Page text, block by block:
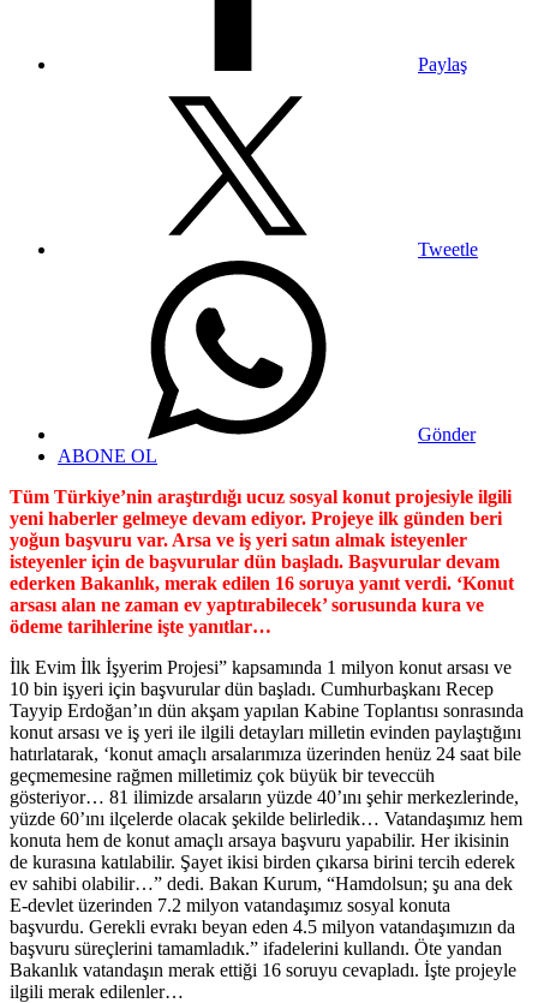
Paylaş
Tweetle
Gönder
ABONE OL
Tüm Türkiye’nin araştırdığı ucuz sosyal konut projesiyle ilgili
yeni haberler gelmeye devam ediyor. Projeye ilk günden beri
yoğun başvuru var. Arsa ve iş yeri satın almak isteyenler
isteyenler için de başvurular dün başladı. Başvurular devam
ederken Bakanlık, merak edilen 16 soruya yanıt verdi. ‘Konut
arsası alan ne zaman ev yaptırabilecek’ sorusunda kura ve
ödeme tarihlerine işte yanıtlar…
İlk Evim İlk İşyerim Projesi” kapsamında 1 milyon konut arsası ve
10 bin işyeri için başvurular dün başladı. Cumhurbaşkanı Recep
Tayyip Erdoğan’ın dün akşam yapılan Kabine Toplantısı sonrasında
konut arsası ve iş yeri ile ilgili detayları milletin evinden paylaştığını
hatırlatarak, ‘konut amaçlı arsalarımıza üzerinden henüz 24 saat bile
geçmemesine rağmen milletimiz çok büyük bir teveccüh
gösteriyor… 81 ilimizde arsaların yüzde 40’ını şehir merkezlerinde,
yüzde 60’ını ilçelerde olacak şekilde belirledik… Vatandaşımız hem
konuta hem de konut amaçlı arsaya başvuru yapabilir. Her ikisinin
de kurasına katılabilir. Şayet ikisi birden çıkarsa birini tercih ederek
ev sahibi olabilir…” dedi. Bakan Kurum, “Hamdolsun; şu ana dek
E-devlet üzerinden 7.2 milyon vatandaşımız sosyal konuta
başvurdu. Gerekli evrakı beyan eden 4.5 milyon vatandaşımızın da
başvuru süreçlerini tamamladık.” ifadelerini kullandı. Öte yandan
Bakanlık vatandaşın merak ettiği 16 soruyu cevapladı. İşte projeyle
ilgili merak edilenler…